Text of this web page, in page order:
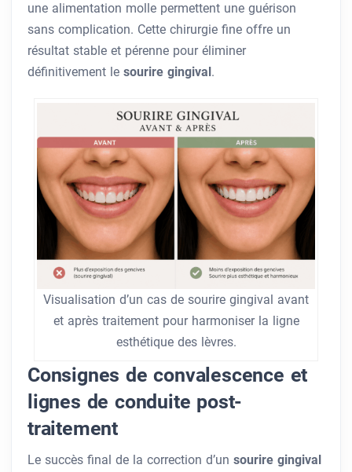
une alimentation molle permettent une guérison
sans complication. Cette chirurgie fine offre un
résultat stable et pérenne pour éliminer
définitivement le sourire gingival .
Visualisation d’un cas de sourire gingival avant
et après traitement pour harmoniser la ligne
esthétique des lèvres.
Consignes de convalescence et
lignes de conduite post-
traitement
Le succès final de la correction d’un sourire gingival